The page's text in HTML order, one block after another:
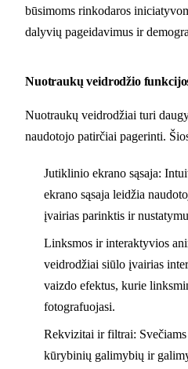
būsimoms rinkodaros
dalyvių pageidavimus ir
Nuotraukų veidrodžio
Nuotraukų veidrodžiai turi
naudotojo patirčiai pagerinti.
Jutiklinio ekrano sąsaja:
ekrano sąsaja leidžia
įvairias parinktis ir
Linksmos ir interaktyvios
veidrodžiai siūlo įvairias
vaizdo efektus, kurie
fotografuojasi.
Rekvizitai ir filtrai: Svečiams
kūrybinių galimybių ir